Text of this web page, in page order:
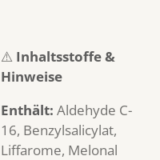
⚠️ Inhaltsstoffe &
Hinweise
Enthält: Aldehyde C-
16, Benzylsalicylat,
Liffarome, Melonal